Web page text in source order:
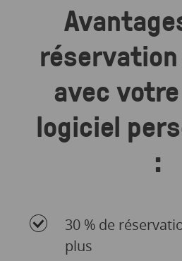
avec
logiciel
:
30 % de
plus